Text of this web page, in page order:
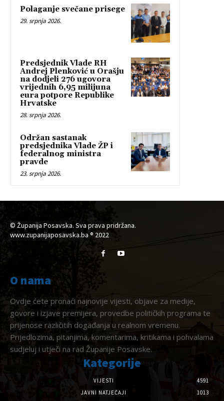
Polaganje svečane prisege
29. srpnja 2026.
Predsjednik Vlade RH
Andrej Plenković u Orašju
na dodjeli 276 ugovora
vrijednih 6,95 milijuna
eura potpore Republike
Hrvatske
28. srpnja 2026.
Održan sastanak
predsjednika Vlade ŽP i
federalnog ministra
pravde
23. srpnja 2026.
© Županija Posavska. Sva prava pridržana.
www.zupanijaposavska.ba ® 2022
O nama
Ovdje ćete pronaći najnovije vijesti, objave za medije,
govore i izjave premijera, provedbe političkih programa te
prijenose različitih događanja u realnom vremenu.
Prijedlozima, pitanjima, komentarima, kritikama i pohvalama
sudjeluj i utječi na rad Županije Posavske.
Kategorije
VIJESTI
4591
JAVNI NATJEČAJI
1013